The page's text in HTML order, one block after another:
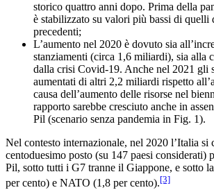
storico quattro anni dopo. Prima della
è stabilizzato su valori più bassi di quelli
precedenti;
L’aumento nel 2020 è dovuto sia
stanziamenti (circa 1,6 miliardi), sia alla
dalla crisi Covid-19. Anche nel 2021 gli
aumentati di altri 2,2 miliardi rispetto
causa dell’aumento delle risorse nel
rapporto sarebbe cresciuto anche in
Pil (scenario senza pandemia in Fig. 1).
Nel contesto internazionale, nel 2020 l’Italia si
centoduesimo posto (su 147 paesi considerati)
Pil, sotto tutti i G7 tranne il Giappone, e sotto
per cento) e NATO (1,8 per cento).[3]